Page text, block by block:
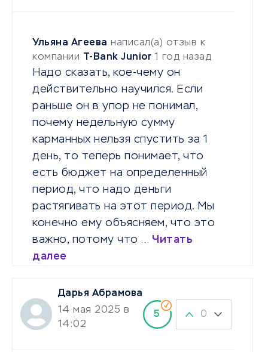
Ульяна Агеева написал(а) отзыв к
компании
T-Bank Junior 1 год назад
Надо сказать, кое-чему он
действительно научился. Если
раньше он в упор не понимал,
почему недельную сумму
карманных нельзя спустить за 1
день, то теперь понимает, что
есть бюджет на определенный
период, что надо деньги
растягивать на этот период. Мы
конечно ему объясняем, что это
важно, потому что … Читать
далее
Дарья Абрамова
14 мая 2025 в
14:02
5 0